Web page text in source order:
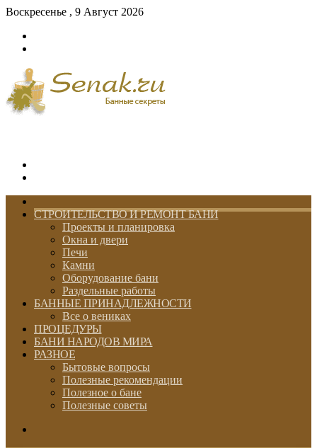
Воскресенье , 9 Август 2026
СТРОИТЕЛЬСТВО И РЕМОНТ БАНИ
Проекты и планировка
Окна и двери
Печи
Камни
Оборудование бани
Раздельные работы
БАННЫЕ ПРИНАДЛЕЖНОСТИ
Все о вениках
ПРОЦЕДУРЫ
БАНИ НАРОДОВ МИРА
РАЗНОЕ
Бытовые вопросы
Полезные рекомендации
Полезное о бане
Полезные советы